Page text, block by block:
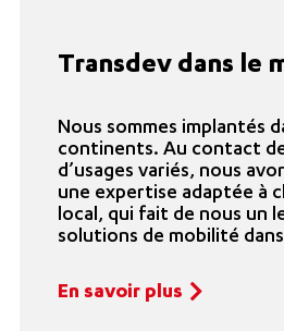
Transdev dans le
Nous sommes implantés
continents. Au contact
d’usages variés, nous
une expertise adaptée à
local, qui fait de nous un
solutions de mobilité
En savoir plus